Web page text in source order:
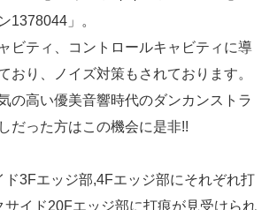
1378044」。
ビティ、コントロールキャビティに導
おり、ノイズ対策もされております。
の高い優美音響時代のダンカンストラ
だった方はこの機会に是非!!
ド3Fエッジ部,4Fエッジ部にそれぞれ打
サイド20Fエッジ部に打痕が見受けられ